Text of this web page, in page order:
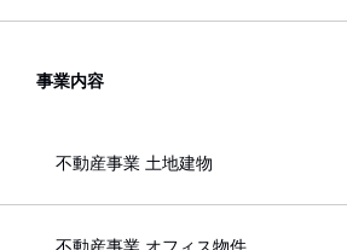
事業内容
不動産事業 土地建物